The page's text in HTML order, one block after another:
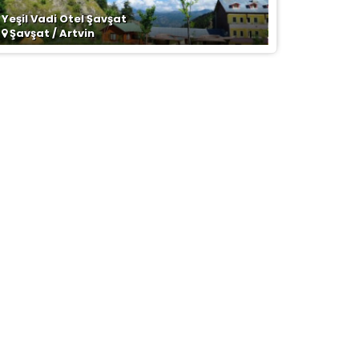
Yeşil Vadi Otel Şavşat
Şavşat / Artvin